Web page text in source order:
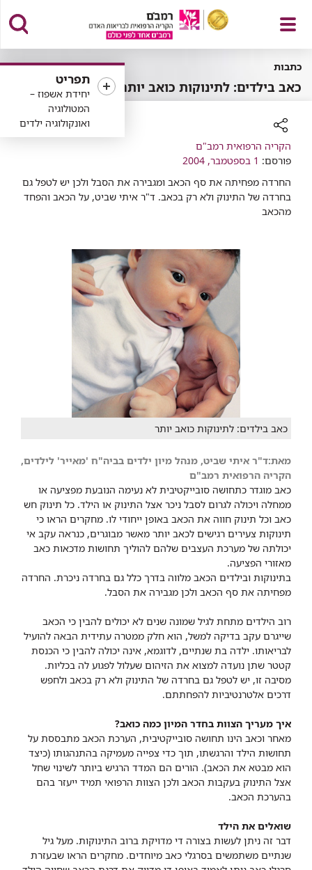
פתח
תפריט
תפריט
יחידת אשפוז –
המטולוגיה
ואונקולוגיה ילדים
כתבות
כאב בילדים: לתינוקות כואב יותר
רכיב
שיתוף
הקריה הרפואית רמב"ם
פורסם: 1 בספטמבר, 2004
החרדה מפחיתה את סף הכאב ומגבירה את הסבל ולכן יש לטפל גם
בחרדה של התינוק ולא רק בכאב. ד"ר איתי שביט, על הכאב והפחד
מהכאב
כאב בילדים: לתינוקות כואב יותר
מאת:ד"ר איתי שביט, מנהל מיון ילדים בביה"ח 'מאייר' לילדים,
הקריה הרפואית רמב"ם
כאב מוגדר כתחושה סובייקטיבית לא נעימה הנובעת מפציעה או
ממחלה ויכולה לגרום לסבל ניכר אצל התינוק או הילד. כל תינוק חש
כאב וכל תינוק חווה את הכאב באופן ייחודי לו. מחקרים הראו כי
תינוקות צעירים רגישים לכאב יותר מאשר מבוגרים, כנראה עקב אי
יכולתה של מערכת העצבים שלהם להוליך תחושות מדכאות כאב
מאזורי הפציעה.
בתינוקות ובילדים הכאב מלווה בדרך כלל גם בחרדה ניכרת. החרדה
מפחיתה את סף הכאב ולכן מגבירה את הסבל.
רוב הילדים מתחת לגיל שמונה שנים לא יכולים להבין כי הכאב
שייגרם עקב בדיקה למשל, הוא חלק ממטרה עתידית הבאה להועיל
לבריאותו. ילדה בת שנתיים, לדוגמא, אינה יכולה להבין כי הכנסת
קטטר שתן נועדה למצוא את הזיהום שעלול לפגוע לה בכליות.
מסיבה זו, יש לטפל גם בחרדה של התינוק ולא רק בכאב ולחפש
דרכים אלטרנטיביות להפחתתם.
איך מעריך הצוות בחדר המיון כמה כואב?
מאחר וכאב הינו תחושה סובייקטיבית, הערכת הכאב מתבססת על
תחושות הילד והרגשתו, תוך כדי צפייה מעמיקה בהתנהגותו (כיצד
הוא מבטא את הכאב). הורים הם המדד הרגיש ביותר לשינוי שחל
אצל התינוק בעקבות הכאב ולכן הצוות הרפואי תמיד ייעזר בהם
בהערכת הכאב.
שואלים את הילד
דבר זה ניתן לעשות בצורה די מדויקת ברוב התינוקות. מעל גיל
שנתיים משתמשים בסרגלי כאב מיוחדים. מחקרים הראו שבעזרת